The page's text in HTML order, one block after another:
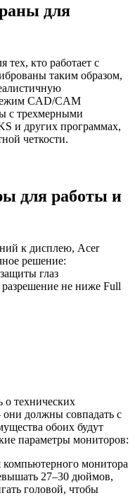
для
кто работает с
таким образом,
CAD/CAM
с трехмерными
и других программах,
четкости.
для работы и
к дисплею, Acer
решение:
глаз
не ниже Full
технических
должны совпадать с
обоих будут
параметры мониторов:
монитора
27–30 дюймов,
головой, чтобы